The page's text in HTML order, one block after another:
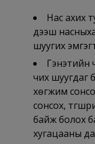
Нас ахих
дээш
шуугих
Гэнэтийн
чих шуугдаг
хөгжим
сонсох,
байж болох
хугацааны